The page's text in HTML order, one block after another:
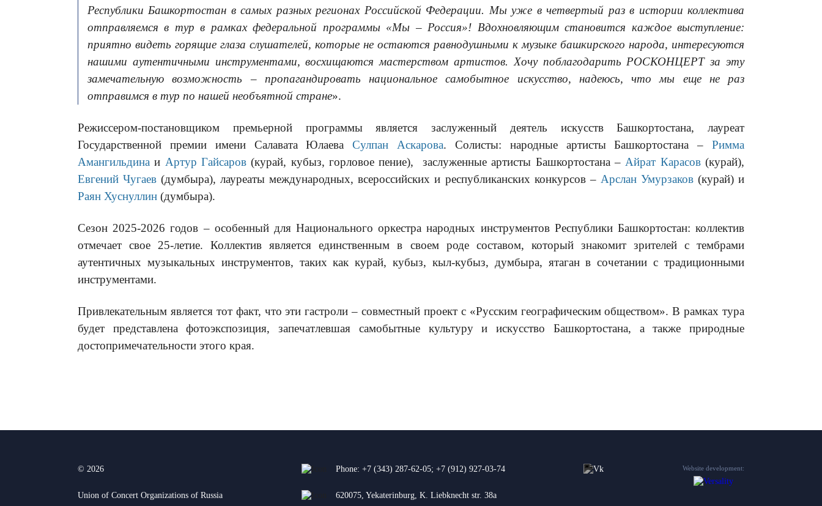
Республики Башкортостан в самых разных регионах Российской Федерации. Мы уже в четвертый раз в истории коллектива
отправляемся в тур в рамках федеральной программы «Мы – Россия»! Вдохновляющим становится каждое выступление:
приятно видеть горящие глаза слушателей, которые не остаются равнодушными к музыке башкирского народа, интересуются
нашими аутентичными инструментами, восхищаются мастерством артистов. Хочу поблагодарить РОСКОНЦЕРТ за эту
замечательную возможность – пропагандировать национальное самобытное искусство, надеюсь, что мы еще не раз
отправимся в тур по нашей необъятной стране».
Режиссером-постановщиком премьерной программы является
заслуженный деятель искусств Башкортостана, лауреат
Государственной премии имени Салавата ЮлаеваСулпан Аскарова. Солисты: народные артисты Башкортостана –Римма
Амангильдинаи Артур Гайсаров(курай, кубыз, горловое пение), заслуженные артисты Башкортостана – Айрат Карасов(курай),
Евгений Чугаев (думбыра), лауреаты международных, всероссийских и республиканских конкурсов – Арслан Умурзаков(курай) и
Раян Хуснуллин (думбыра).
Сезон 2025-2026 годов – особенный для Национального оркестра народных инструментов Республики Башкортостан: коллектив
отмечает свое 25-летие. Коллектив является единственным в своем роде составом, который знакомит зрителей с тембрами
аутентичных музыкальных инструментов, таких как курай, кубыз, кыл-кубыз, думбыра, ятаган в сочетании с традиционными
инструментами.
Привлекательным является тот факт, что эти гастроли – совместный проект с «Русским географическим обществом». В рамках тура
будет представлена фотоэкспозиция, запечатлевшая самобытные культуру и искусство Башкортостана, а также природные
достопримечательности этого края.
© 2026
Union of Concert Organizations of Russia
Phone: +7 (343) 287-62-05; +7 (912) 927-03-74
620075, Yekaterinburg, K. Liebknecht str. 38a
Website development: